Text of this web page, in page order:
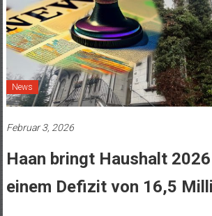
News
Februar 3, 2026
Haan bringt Haushalt
einem Defizit von 16,5